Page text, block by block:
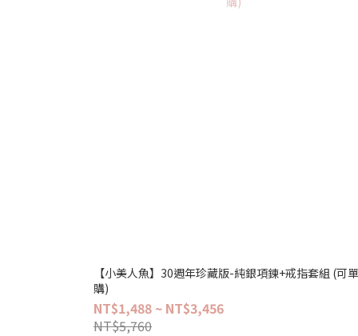
【小美人魚】30週年珍藏版-純銀項鍊+戒指套組 (可單
購)
NT$1,488 ~ NT$3,456
NT$5,760